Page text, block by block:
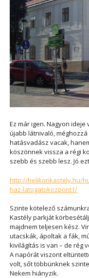
Ez már igen. Nagyon ideje
újabb látnivaló,
hatásvadász vacak,
köszönnek vissza a régi
szebb és szebb lesz. Jó
http://helikonkastely.hu/
haz-latogatokozpont1/
Szinte kötelező
Kastély parkját
majdnem teljesen kész.
utacskák, ápoltak a fák,
kivilágítás is van – de rég
A napórát viszont
volt, sőt többünknek
Nekem hiányzik.